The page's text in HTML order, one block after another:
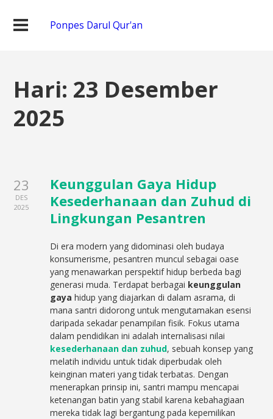
Ponpes Darul Qur'an
Hari: 23 Desember
2025
23
DES
2025
Keunggulan Gaya Hidup
Kesederhanaan dan Zuhud di
Lingkungan Pesantren
Di era modern yang didominasi oleh budaya
konsumerisme, pesantren muncul sebagai oase
yang menawarkan perspektif hidup berbeda bagi
generasi muda. Terdapat berbagai keunggulan
gaya hidup yang diajarkan di dalam asrama, di
mana santri didorong untuk mengutamakan esensi
daripada sekadar penampilan fisik. Fokus utama
dalam pendidikan ini adalah internalisasi nilai
kesederhanaan dan zuhud, sebuah konsep yang
melatih individu untuk tidak diperbudak oleh
keinginan materi yang tidak terbatas. Dengan
menerapkan prinsip ini, santri mampu mencapai
ketenangan batin yang stabil karena kebahagiaan
mereka tidak lagi bergantung pada kepemilikan